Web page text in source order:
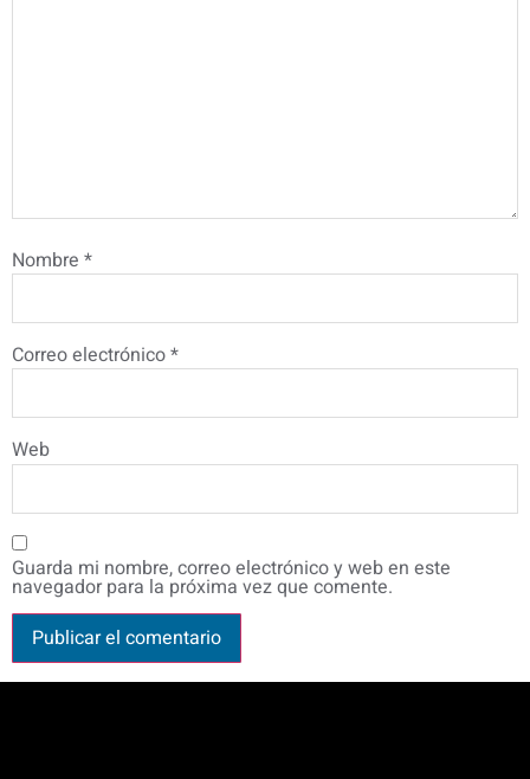
Nombre *
Correo electrónico*
Web
Guarda mi nombre, correo electrónico y web en este
navegador para la próxima vez que comente.